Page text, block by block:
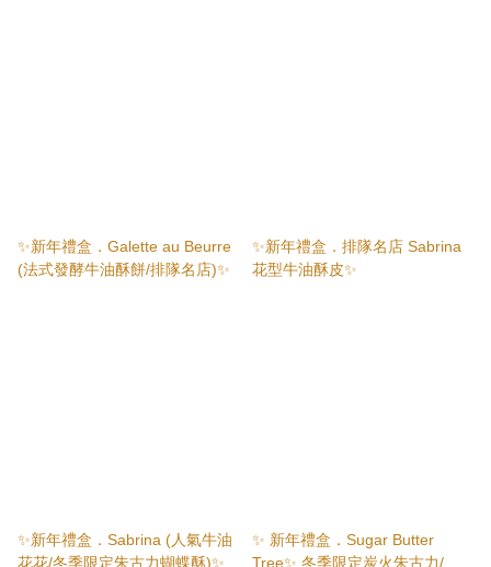
✨新年禮盒．Galette au Beurre
(法式發酵牛油酥餅/排隊名店)✨
✨新年禮盒．排隊名店 Sabrina
花型牛油酥皮✨
✨新年禮盒．Sabrina (人氣牛油
花花/冬季限定朱古力蝴蝶酥)✨
✨ 新年禮盒．Sugar Butter
Tree✨ 冬季限定炭火朱古力/焦